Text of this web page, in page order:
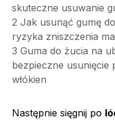
skuteczne usuwanie
2 Jak usunąć gumę
ryzyka zniszczenia
3 Guma do żucia na
bezpieczne usunięcie
włókien
Następnie sięgnij po